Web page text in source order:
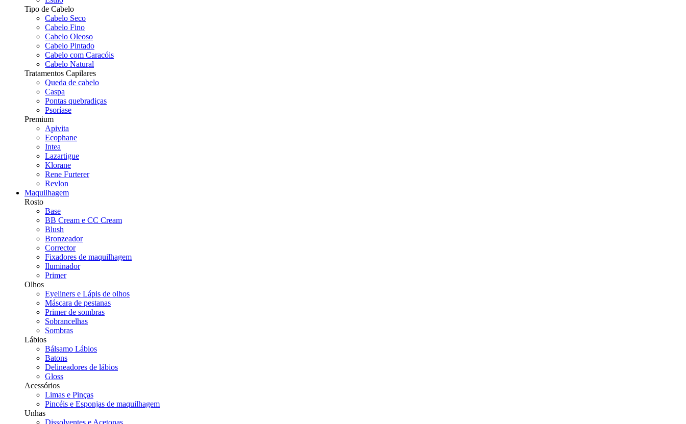
Tipo de Cabelo
Cabelo Seco
Cabelo Fino
Cabelo Oleoso
Cabelo Pintado
Cabelo com Caracóis
Cabelo Natural
Tratamentos Capilares
Queda de cabelo
Caspa
Pontas quebradiças
Psoríase
Premium
Apivita
Ecophane
Intea
Lazartigue
Klorane
Rene Furterer
Revlon
Maquilhagem
Rosto
Base
BB Cream e CC Cream
Blush
Bronzeador
Corrector
Fixadores de maquilhagem
Iluminador
Primer
Olhos
Eyeliners e Lápis de olhos
Máscara de pestanas
Primer de sombras
Sobrancelhas
Sombras
Lábios
Bálsamo Lábios
Batons
Delineadores de lábios
Gloss
Acessórios
Limas e Pinças
Pincéis e Esponjas de maquilhagem
Unhas
Dissolventes e Acetonas